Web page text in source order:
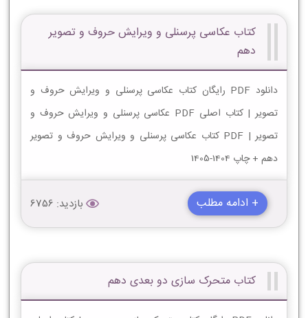
کتاب عکاسی پرسنلی و ویرایش حروف و تصویر
دهم
دانلود PDF رایگان کتاب عکاسی پرسنلی و ویرایش حروف و
تصویر | کتاب اصلی PDF عکاسی پرسنلی و ویرایش حروف و
تصویر | PDF کتاب عکاسی پرسنلی و ویرایش حروف و تصویر
دهم + چاپ 1404-1405
+ ادامه مطلب بازدید: 6756
کتاب متحرک سازی دو بعدی دهم